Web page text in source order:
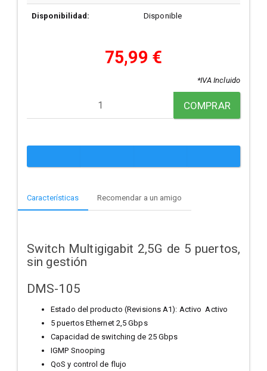
Disponibilidad: Disponible
75,99 €
*IVA Incluido
COMPRAR
Características Recomendar a un amigo
Switch Multigigabit 2,5G de 5 puertos,
sin gestión
DMS-105
Estado del producto (Revisions A1): Activo Activo
5 puertos Ethernet 2,5 Gbps
Capacidad de switching de 25 Gbps
IGMP Snooping
QoS y control de flujo